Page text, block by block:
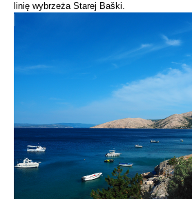
linię wybrzeża Starej Baški.